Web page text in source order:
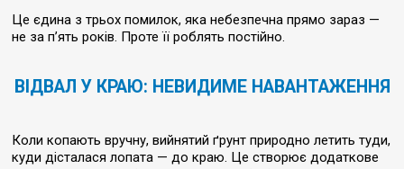
Це єдина з трьох помилок, яка небезпечна прямо зараз —
не за п’ять років. Проте її роблять постійно.
ВІДВАЛ У КРАЮ: НЕВИДИМЕ НАВАНТАЖЕННЯ
Коли копають вручну, вийнятий ґрунт природно летить туди,
куди дісталася лопата — до краю. Це створює додаткове